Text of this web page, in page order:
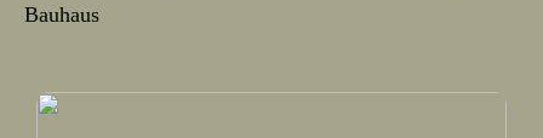
Bauhaus